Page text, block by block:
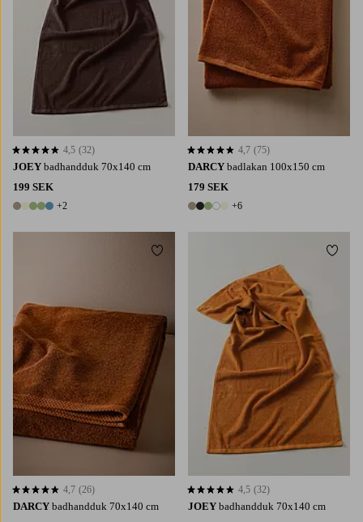
JOEY badhandduk 70x140 cm
199 SEK
7 färger
+2
4,5 baserat på 32 st betyg
4,5 (32)
DARCY badlakan 100x150 cm
179 SEK
11 färger
+6
4,7 baserat på 75 st betyg
4,7 (75)
DARCY badhandduk 70x140 cm
4,7 baserat på 26 st betyg
4,7 (26)
Lägg till i favoriter
JOEY badhandduk 70x140 cm
4,5 baserat på 32 st betyg
4,5 (32)
Lägg